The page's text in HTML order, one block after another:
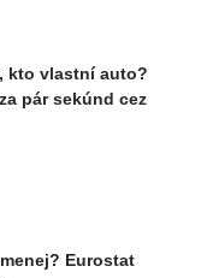
kto vlastní auto?
pár sekúnd cez
Eurostat